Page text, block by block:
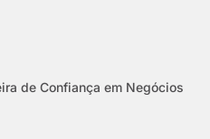
de Confiança em Negócios